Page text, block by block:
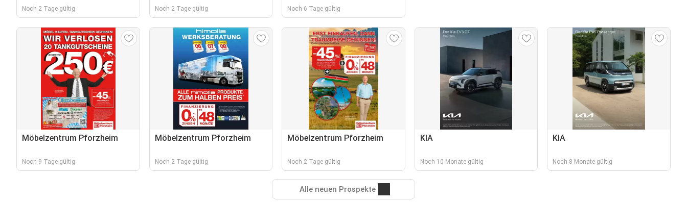
Noch 2 Tage gültig Noch 2 Tage gültig Noch 6 Tage gültig
Möbelzentrum Pforzheim
Noch 9 Tage gültig
Möbelzentrum Pforzheim
Noch 2 Tage gültig
Möbelzentrum Pforzheim
Noch 2 Tage gültig
KIA
Noch 10 Monate gültig
KIA
Noch 8 Monate gültig
Alle neuen Prospekte